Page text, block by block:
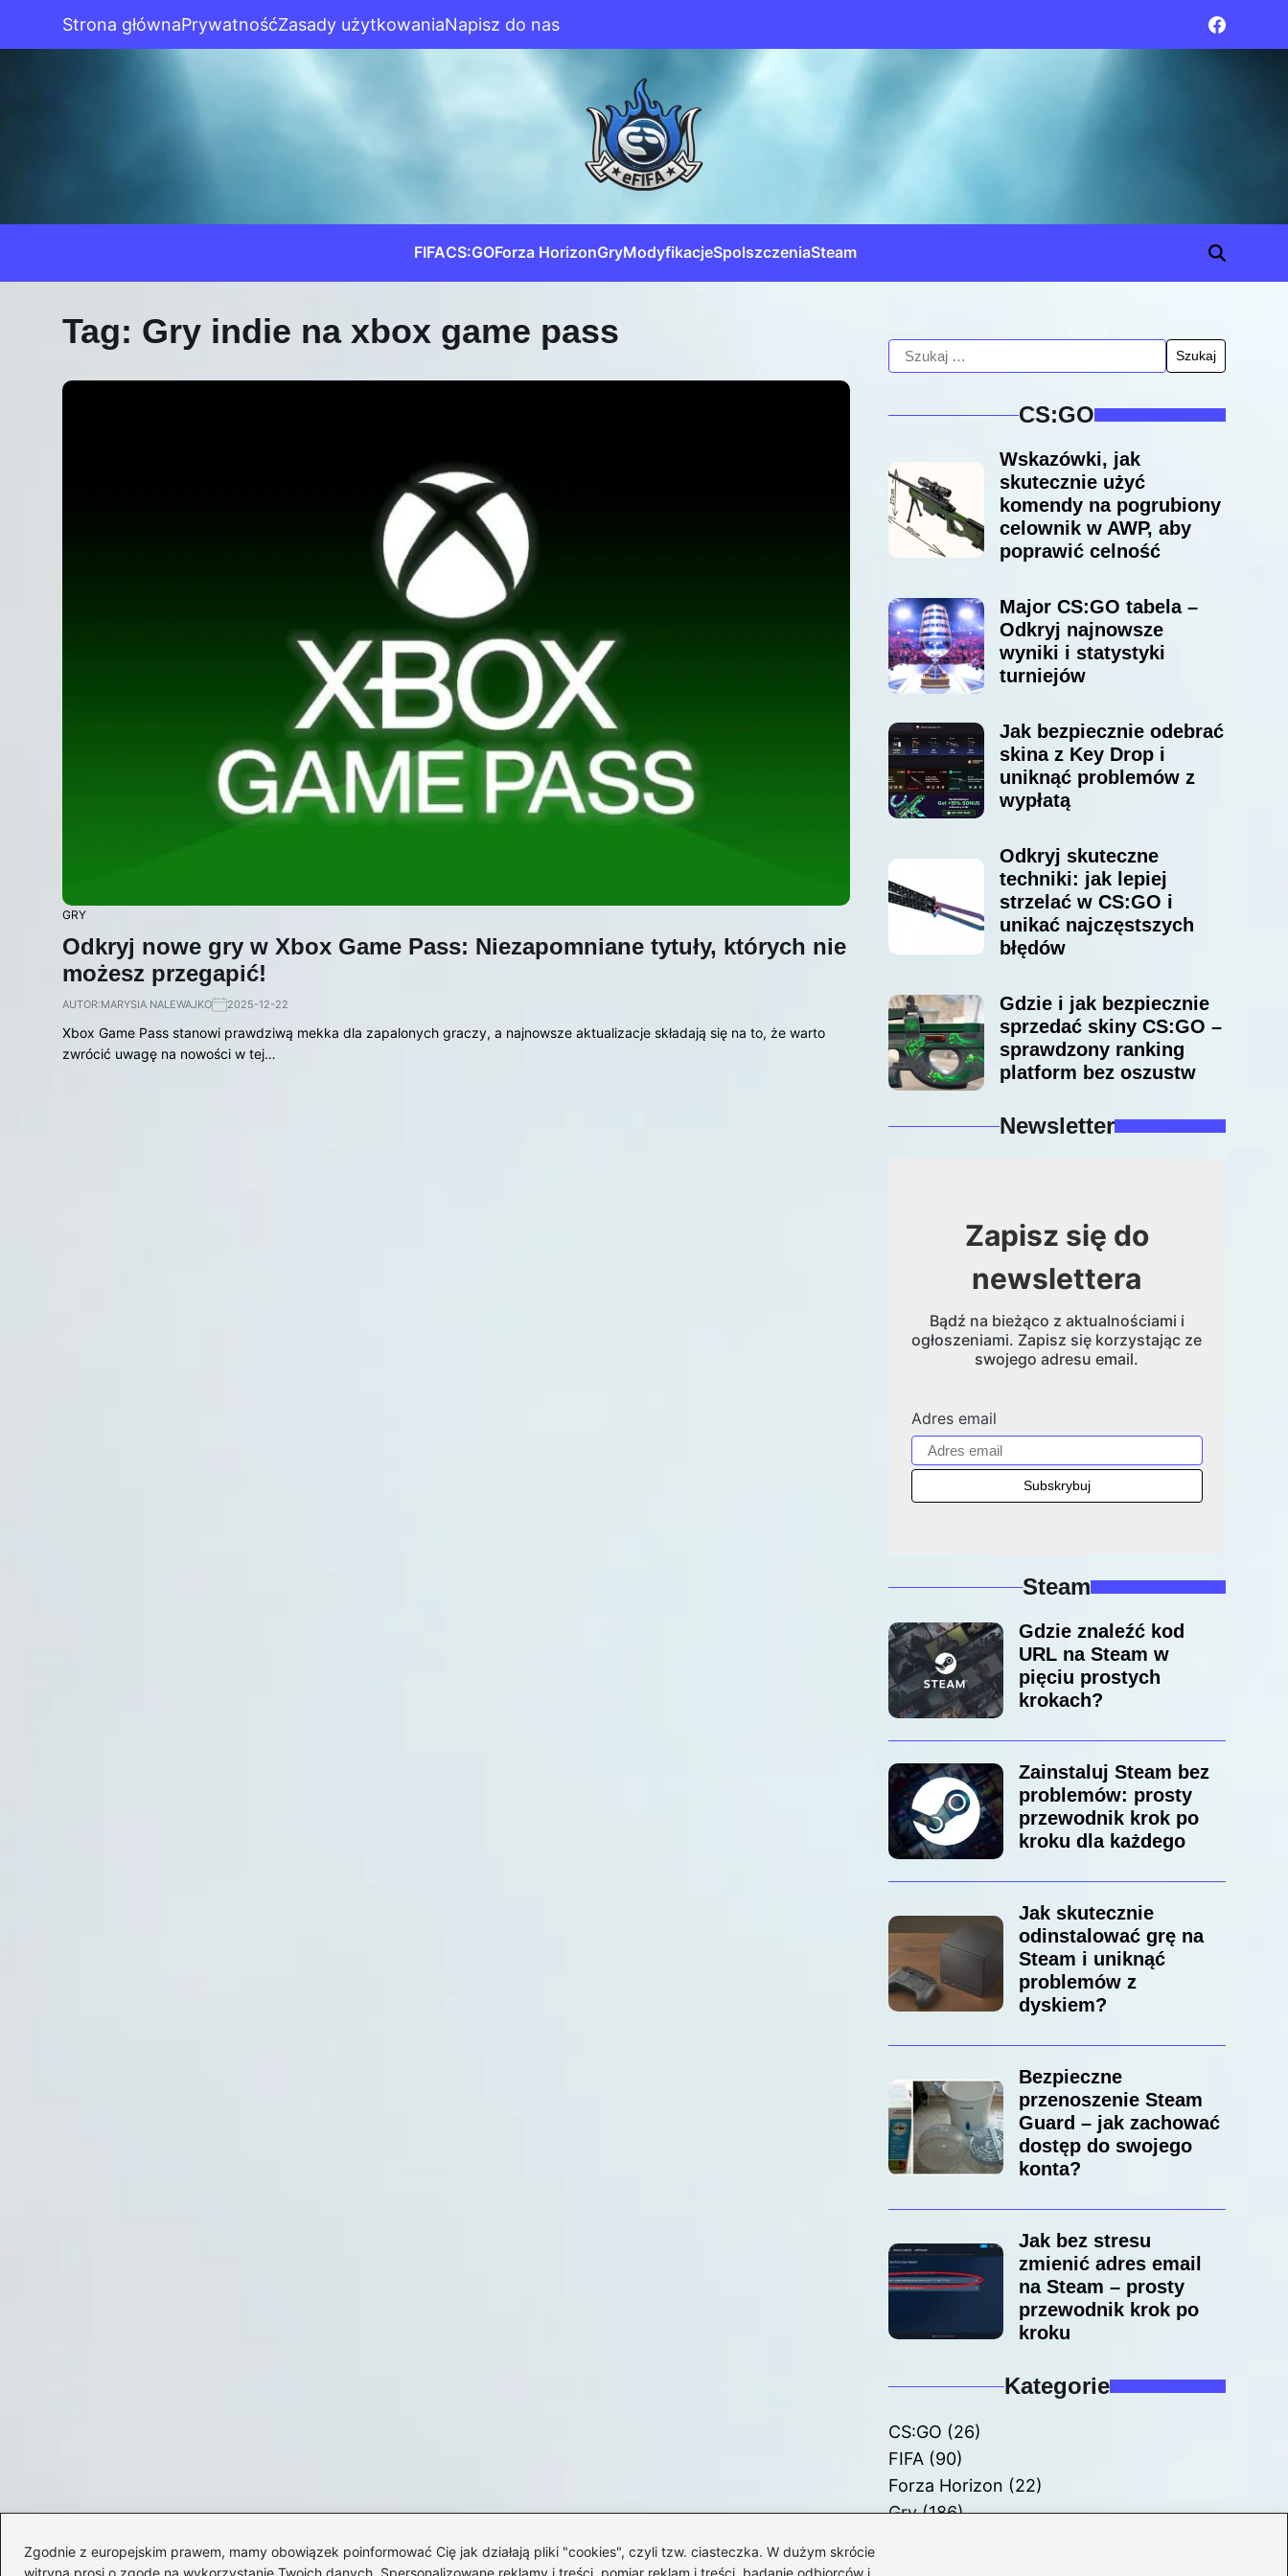
Zgodnie z europejskim prawem, mamy obowiązek poinformować Cię jak działają pliki "cookies", czyli tzw. ciasteczka. W dużym skrócie
witryna prosi o zgodę na wykorzystanie Twoich danych. Spersonalizowane reklamy i treści, pomiar reklam i treści, badanie odbiorców i
Strona głównaPrywatnośćZasady użytkowaniaNapisz do nas
FIFACS:GOForza HorizonGryModyfikacjeSpolszczeniaSteam
Tag: Gry indie na xbox game pass
GRY
Odkryj nowe gry w Xbox Game Pass: Niezapomniane tytuły, których nie
możesz przegapić!
AUTOR:MARYSIA NALEWAJKO 2025-12-22
Xbox Game Pass stanowi prawdziwą mekka dla zapalonych graczy, a najnowsze aktualizacje składają się na to, że warto
zwrócić uwagę na nowości w tej…
CS:GO
Wskazówki, jak
skutecznie użyć
komendy na pogrubiony
celownik w AWP, aby
poprawić celność
Major CS:GO tabela –
Odkryj najnowsze
wyniki i statystyki
turniejów
Jak bezpiecznie odebrać
skina z Key Drop i
uniknąć problemów z
wypłatą
Odkryj skuteczne
techniki: jak lepiej
strzelać w CS:GO i
unikać najczęstszych
błędów
Gdzie i jak bezpiecznie
sprzedać skiny CS:GO –
sprawdzony ranking
platform bez oszustw
Newsletter
Zapisz się do
newslettera
Bądź na bieżąco z aktualnościami i
ogłoszeniami. Zapisz się korzystając ze
swojego adresu email.
Adres email
Steam
Gdzie znaleźć kod
URL na Steam w
pięciu prostych
krokach?
Zainstaluj Steam bez
problemów: prosty
przewodnik krok po
kroku dla każdego
Jak skutecznie
odinstalować grę na
Steam i uniknąć
problemów z
dyskiem?
Bezpieczne
przenoszenie Steam
Guard – jak zachować
dostęp do swojego
konta?
Jak bez stresu
zmienić adres email
na Steam – prosty
przewodnik krok po
kroku
Kategorie
CS:GO (26)
FIFA(90)
Forza Horizon (22)
Gry(186)